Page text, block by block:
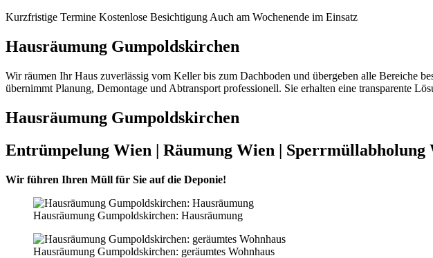
Kurzfristige Termine Kostenlose Besichtigung Auch am Wochenende im Einsatz
Hausräumung Gumpoldskirchen
Wir räumen Ihr Haus zuverlässig vom Keller bis zum Dachboden und übergeben alle Bereiche
übernimmt Planung, Demontage und Abtransport professionell. Sie erhalten eine transparente
Hausräumung Gumpoldskirchen
Entrümpelung Wien | Räumung Wien | Sperrmüllabholung
Wir führen Ihren Müll für Sie auf die Deponie!
Hausräumung Gumpoldskirchen: Hausräumung
Hausräumung Gumpoldskirchen: geräumtes Wohnhaus